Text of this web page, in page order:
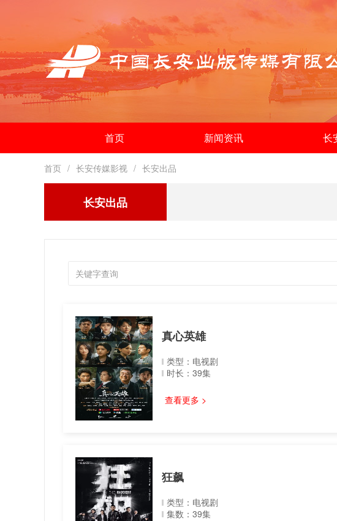
首页 新闻资讯 长
首页 长安传媒影视 长安出品
长安出品
真心英雄
类型：电视剧
时长：39集
查看更多 >
狂飙
类型：电视剧
集数：39集